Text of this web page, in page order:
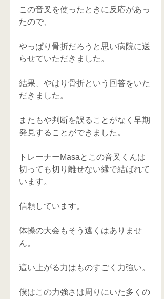
この音叉を使ったときに反応があっ
たので、
やっぱり骨折だろうと思い病院に送
らせていただきました。
結果、やはり骨折という回答をいた
だきました。
またもや判断を誤ることがなく早期
発見することができました。
トレーナーMasaとこの音叉くんは
切っても切り離せない縁で結ばれて
います。
信頼しています。
体操の大会もそう遠くはありませ
ん。
這い上がる力はものすごく力強い。
僕はこの力強さは周りにいた多くの